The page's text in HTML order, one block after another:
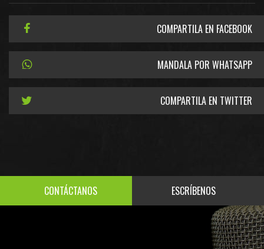
COMPARTILA EN FACEBOOK
MANDALA POR WHATSAPP
COMPARTILA EN TWITTER
CONTÁCTANOS ESCRÍBENOS